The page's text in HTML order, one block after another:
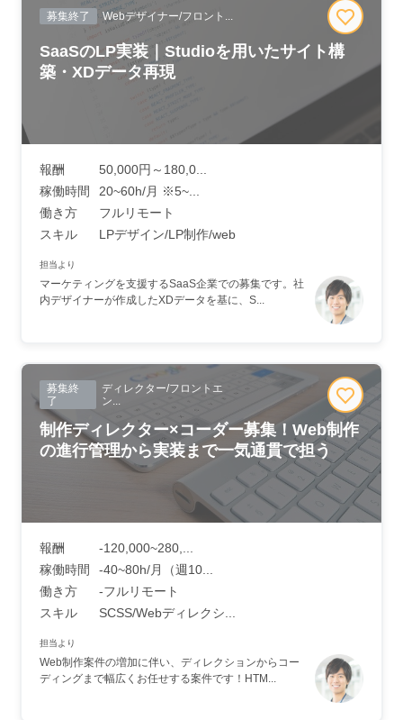
募集終了 Webデザイナー/フロント...
SaaSのLP実装｜Studioを用いたサイト構
築・XDデータ再現
報酬
50,000円～180,0...
稼働時間
20~60h/月 ※5~...
働き方
フルリモート
スキル
LPデザイン/LP制作/web
担当より
マーケティングを支援するSaaS企業での募集です。社
内デザイナーが作成したXDデータを基に、S...
募集終
了
ディレクター/フロントエ
ン...
制作ディレクター×コーダー募集！Web制作
の進行管理から実装まで一気通貫で担う
報酬
-120,000~280,...
稼働時間
-40~80h/月（週10...
働き方
-フルリモート
スキル
SCSS/Webディレクシ...
担当より
Web制作案件の増加に伴い、ディレクションからコー
ディングまで幅広くお任せする案件です！HTM...